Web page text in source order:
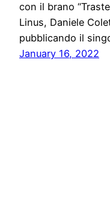
con il brano
Linus, Daniele
pubblicando il
January 16, 2022